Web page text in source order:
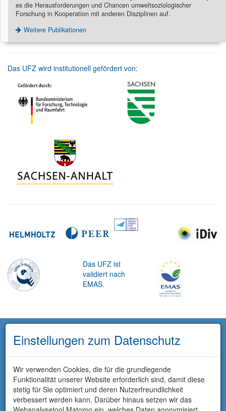
es die Herausforderungen und Chancen umweltsoziologischer
Forschung in Kooperation mit anderen Disziplinen auf.
Weitere Publikationen
Das UFZ wird institutionell gefördert von:
Das UFZ ist
validiert nach
EMAS.
Einstellungen zum Datenschutz
Wir verwenden Cookies, die für die grundlegende
Funktionalität unserer Website erforderlich sind, damit diese
stetig für Sie optimiert und deren Nutzerfreundlichkeit
verbessert werden kann. Darüber hinaus setzen wir das